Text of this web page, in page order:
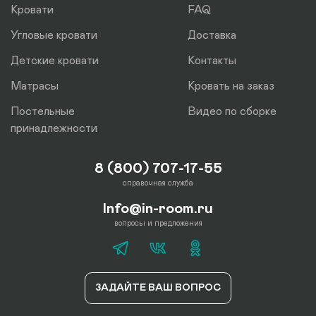
Кровати
Угловые кровати
Детские кровати
Матрасы
Постельные
принадлежности
FAQ
Доставка
Контакты
Кровать на заказ
Видео по сборке
ЗАДАЙТЕ ВАШ ВОПРОС
8 (800) 707-17-55
справочная служба
Info@in-room.ru
вопросы и предложения